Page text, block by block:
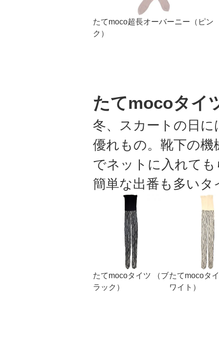
たてmoco超長オーバーニー（ピン
ク）
たてmocoタイ
冬、スカートの日
優れもの。靴下の
でネットに入れて
簡単な出番も多いタ
たてmocoタイツ （ブ
ラック）
たてmocoタ
ワイト）